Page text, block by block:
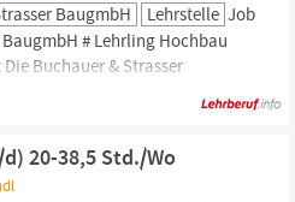
BaugmbH Lehrstelle Job
# Lehrling Hochbau
Buchauer & Strasser
der BODNER Gruppe
Bauunternehmen im
jetzt deine Karriere bei uns. Zur
suchen wir ab...
20-38,5 Std./Wo